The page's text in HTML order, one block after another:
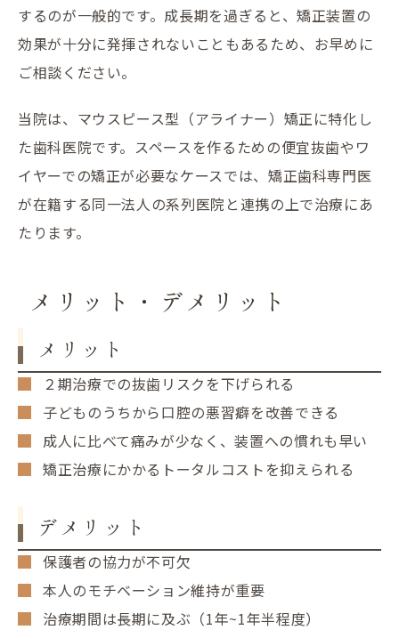
するのが一般的です。成長期を過ぎると、矯正装置の
効果が十分に発揮されないこともあるため、お早めに
ご相談ください。
当院は、マウスピース型（アライナー）矯正に特化し
た歯科医院です。スペースを作るための便宜抜歯やワ
イヤーでの矯正が必要なケースでは、矯正歯科専門医
が在籍する同一法人の系列医院と連携の上で治療にあ
たります。
メリット・デメリット
メリット
２期治療での抜歯リスクを下げられる
子どものうちから口腔の悪習癖を改善できる
成人に比べて痛みが少なく、装置への慣れも早い
矯正治療にかかるトータルコストを抑えられる
デメリット
保護者の協力が不可欠
本人のモチベーション維持が重要
治療期間は長期に及ぶ（1年~1年半程度）